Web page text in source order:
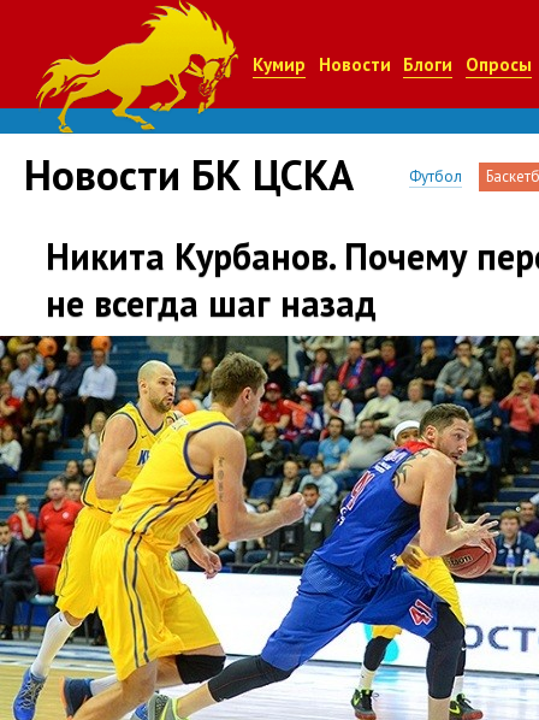
Кумир Новости Блоги Опросы
Новости БК ЦСКА Футбол
Никита Курбанов. Почему
не всегда шаг назад